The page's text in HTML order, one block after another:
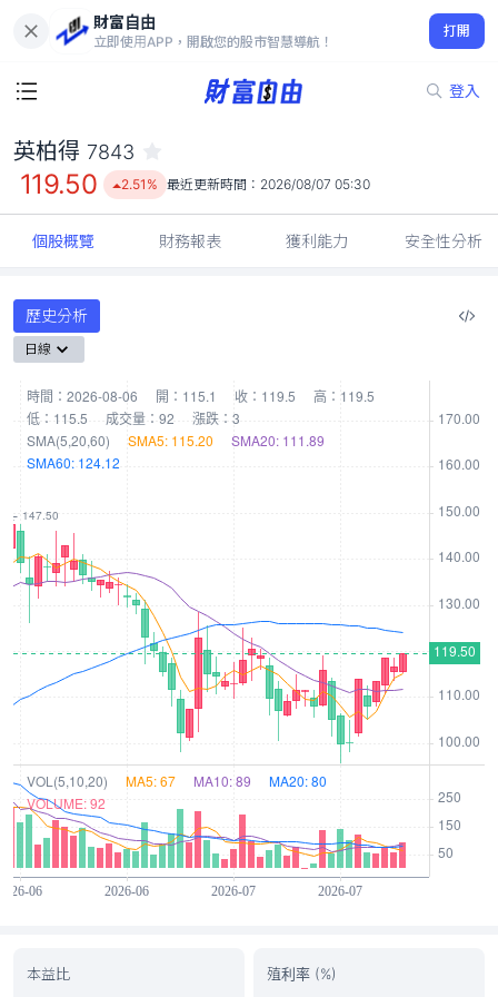
財富自由
立即使用APP，開啟您的股市智慧導航！
打開
登入
119.50
2.51%
英柏得 7843
119.50 2.51% 最近更新時間： 2026/08/07 05:30
個股概覽 財務報表 獲利能力 安全性分析
歷史分析
日線
本益比 殖利率 (%)